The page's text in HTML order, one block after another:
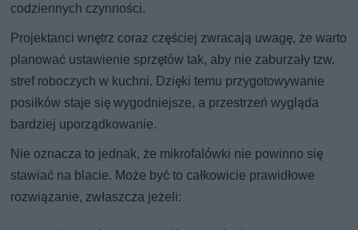
codziennych czynności.
Projektanci wnętrz coraz częściej zwracają uwagę, że warto
planować ustawienie sprzętów tak, aby nie zaburzały tzw.
stref roboczych w kuchni. Dzięki temu przygotowywanie
posiłków staje się wygodniejsze, a przestrzeń wygląda
bardziej uporządkowanie.
Nie oznacza to jednak, że mikrofalówki nie powinno się
stawiać na blacie. Może być to całkowicie prawidłowe
rozwiązanie, zwłaszcza jeżeli: